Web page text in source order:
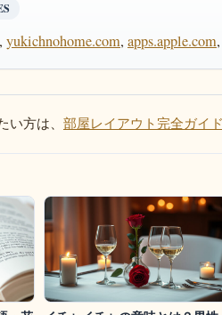
, yukichnohome.com, apps.apple.com
方は、 部屋レイアウト完全ガイ